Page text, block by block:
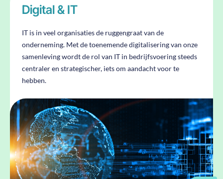
Digital & IT
IT is in veel organisaties de ruggengraat van de
onderneming. Met de toenemende digitalisering van onze
samenleving wordt de rol van IT in bedrijfsvoering steeds
centraler en strategischer, iets om aandacht voor te
hebben.